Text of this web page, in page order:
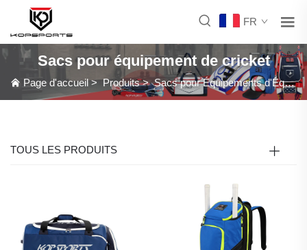
FR
Sacs pour équipement de cricket
Page d'accueil>Produits>Sacs pour Équipements d'Équipe
TOUS LES PRODUITS